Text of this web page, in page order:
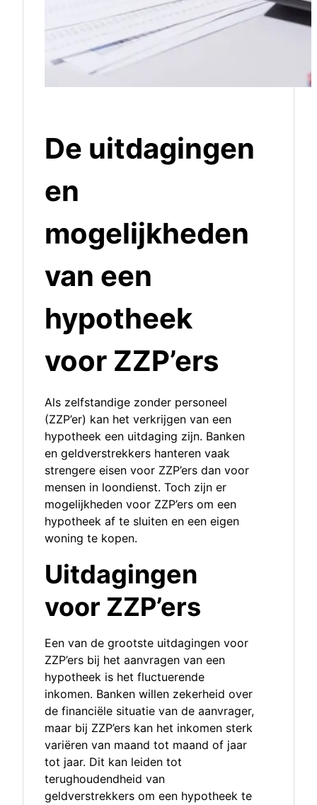
De uitdagingen
en
mogelijkheden
van een
hypotheek
voor ZZP’ers
Als zelfstandige zonder personeel
(ZZP’er) kan het verkrijgen van een
hypotheek een uitdaging zijn. Banken
en geldverstrekkers hanteren vaak
strengere eisen voor ZZP’ers dan voor
mensen in loondienst. Toch zijn er
mogelijkheden voor ZZP’ers om een
hypotheek af te sluiten en een eigen
woning te kopen.
Uitdagingen
voor ZZP’ers
Een van de grootste uitdagingen voor
ZZP’ers bij het aanvragen van een
hypotheek is het fluctuerende
inkomen. Banken willen zekerheid over
de financiële situatie van de aanvrager,
maar bij ZZP’ers kan het inkomen sterk
variëren van maand tot maand of jaar
tot jaar. Dit kan leiden tot
terughoudendheid van
geldverstrekkers om een hypotheek te